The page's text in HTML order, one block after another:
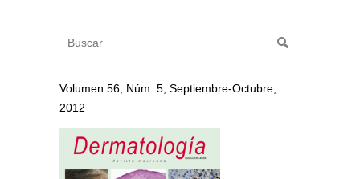
Volumen 56, Núm. 5, Septiembre-Octubre,
2012